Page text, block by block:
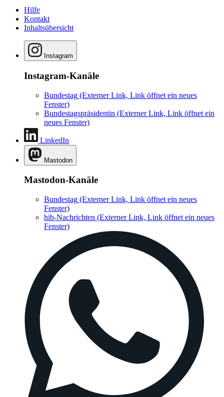
Hilfe
Kontakt
Inhaltsübersicht
Instagram
Instagram-Kanäle
Bundestag (Externer Link, Link öffnet ein neues
Fenster)
Bundestagspräsidentin (Externer Link, Link öffnet ein
neues Fenster)
LinkedIn
Mastodon
Mastodon-Kanäle
Bundestag (Externer Link, Link öffnet ein neues
Fenster)
hib-Nachrichten (Externer Link, Link öffnet ein neues
Fenster)